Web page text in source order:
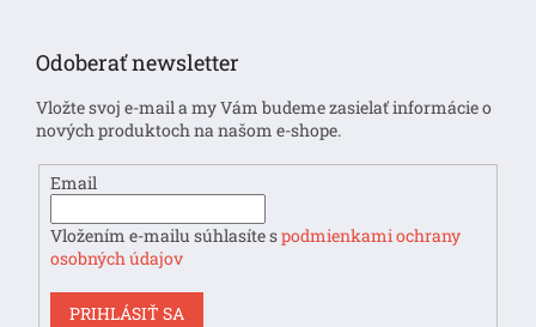
Odoberať newsletter
Vložte svoj e-mail a my Vám budeme zasielať informácie o
nových produktoch na našom e-shope.
Email
Vložením e-mailu súhlasíte spodmienkami ochrany
osobných údajov
PRIHLÁSIŤ SA